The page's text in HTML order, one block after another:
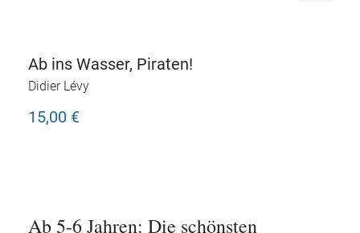
Ab ins Wasser, Piraten!
Didier Lévy
15,00 €
Ab 5-6 Jahren: Die schönsten